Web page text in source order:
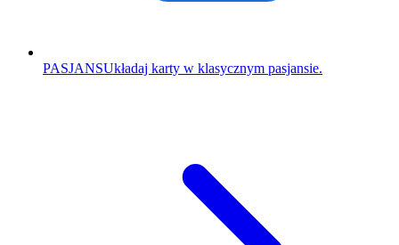
PASJANSUkładaj karty w klasycznym pasjansie.